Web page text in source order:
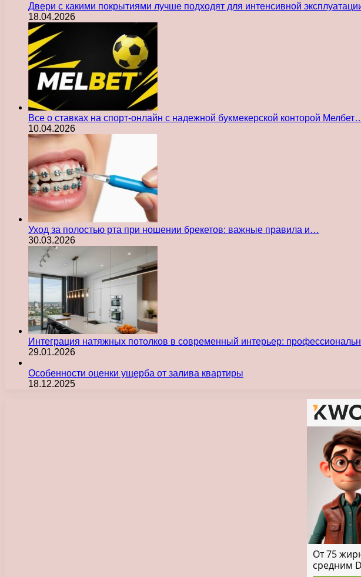
Двери с какими покрытиями лучше подходят для интенсивной
18.04.2026
Все о ставках на спорт-онлайн с надежной букмекерской конторой
10.04.2026
Уход за полостью рта при ношении брекетов: важные правила и…
30.03.2026
Интеграция натяжных потолков в современный интерьер:
29.01.2026
Особенности оценки ущерба от залива квартиры
18.12.2025